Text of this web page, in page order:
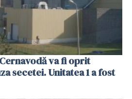
va fi oprit
secetei. Unitatea 1 a fost